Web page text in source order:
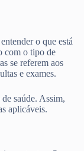
o que está
com o tipo de
se referem aos
e exames.
saúde. Assim,
aplicáveis.